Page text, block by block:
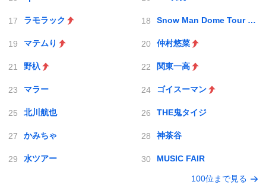
ラモラック Snow Man Dome Tour 2025-2026 ON
マテムり 仲村悠菜
野杁 関東一高
マラー ゴイスーマン
北川航也 THE鬼タイジ
かみちゃ 神茶谷
水ツアー MUSIC FAIR
100位まで見る